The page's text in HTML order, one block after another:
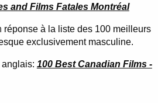
and Films Fatales Montréal
réponse à la liste des 100 meilleurs
exclusivement masculine.
100 Best Canadian Films -